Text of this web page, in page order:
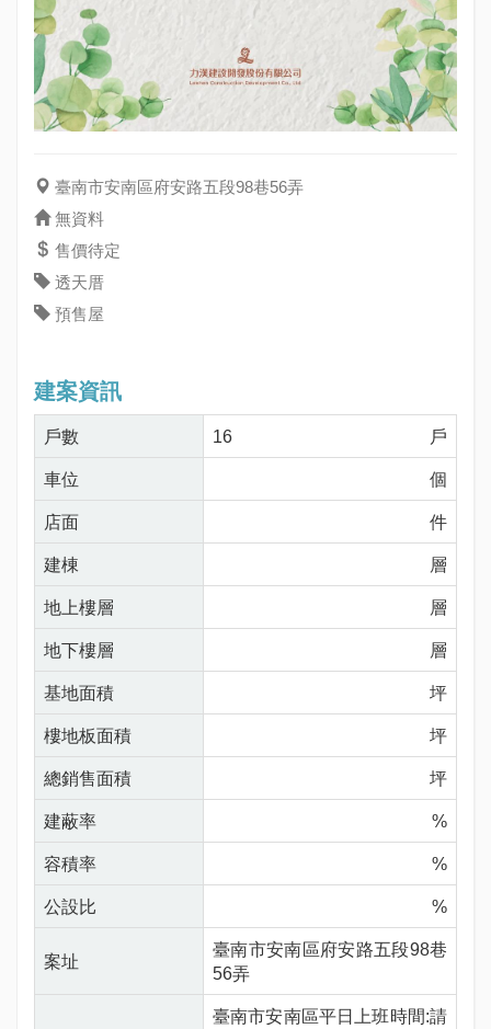
臺南市安南區府安路五段98巷56弄
無資料
售價待定
透天厝
預售屋
建案資訊
戶數 16 戶
車位 個
店面 件
建棟 層
地上樓層 層
地下樓層 層
基地面積 坪
樓地板面積 坪
總銷售面積 坪
建蔽率 %
容積率 %
公設比 %
案址
臺南市安南區府安路五段98巷
56弄
臺南市安南區平日上班時間:請